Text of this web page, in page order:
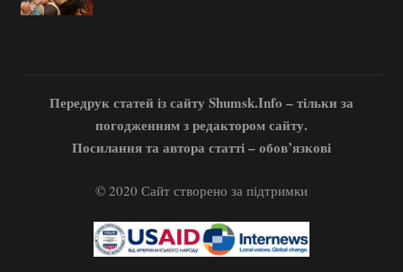
Передрук статей із сайту Shumsk.Info – тільки за
погодженням з редактором сайту.
Посилання та автора статті – обов’язкові
© 2020 Сайт створено за підтримки